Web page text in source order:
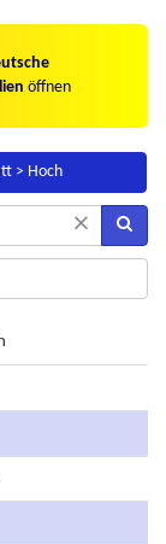
öffnen
> Hoch
×